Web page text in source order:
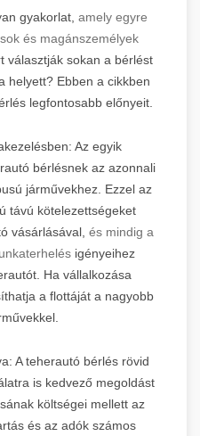
gyakorlat, amely egyre
és magánszemélyek
választják sokan a bérlést
helyett? Ebben a cikkben
legfontosabb előnyeit.
Az egyik
bérlésnek az azonnali
járművekhez. Ezzel az
távú kötelezettségeket
vásárlásával, és mindig a
igényeihez
Ha vállalkozása
a flottáját a nagyobb
A teherautó bérlés rövid
is kedvező megoldást
költségei mellett az
és az adók számos